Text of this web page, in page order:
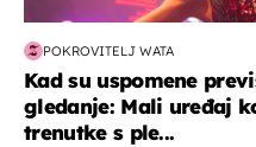
POKROVITELJ WATA
Kad su uspomene
gledanje: Mali uređaj
trenutke s ple...